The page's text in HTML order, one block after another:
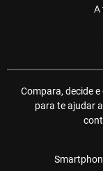
A
Compara, decide
para te ajudar